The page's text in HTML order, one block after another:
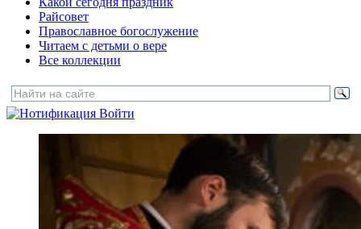
Райсовет
Православное богослужение
Читаем с детьми о вере
Все коллекции
Войти